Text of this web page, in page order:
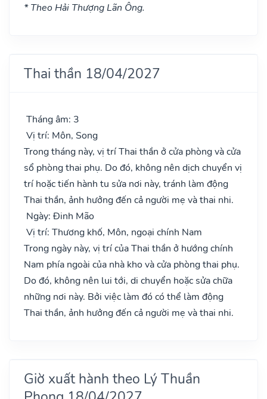
* Theo Hải Thượng Lãn Ông.
Thai thần 18/04/2027
Tháng âm: 3
Vị trí: Môn, Song
Trong tháng này, vị trí Thai thần ở cửa phòng và cửa
sổ phòng thai phụ. Do đó, không nên dịch chuyển vị
trí hoặc tiến hành tu sửa nơi này, tránh làm động
Thai thần, ảnh hưởng đến cả người mẹ và thai nhi.
Ngày: Đinh Mão
Vị trí: Thương khố, Môn, ngoại chính Nam
Trong ngày này, vị trí của Thai thần ở hướng chính
Nam phía ngoài của nhà kho và cửa phòng thai phụ.
Do đó, không nên lui tới, di chuyển hoặc sửa chữa
những nơi này. Bởi việc làm đó có thể làm động
Thai thần, ảnh hưởng đến cả người mẹ và thai nhi.
Giờ xuất hành theo Lý Thuần